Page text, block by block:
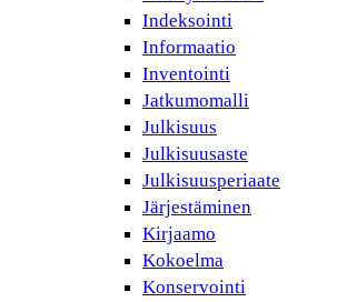
Indeksointi
Informaatio
Inventointi
Jatkumomalli
Julkisuus
Julkisuusaste
Julkisuusperiaate
Järjestäminen
Kirjaamo
Kokoelma
Konservointi